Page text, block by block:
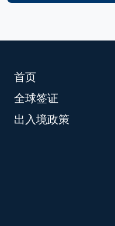
首页
全球签证
出入境政策